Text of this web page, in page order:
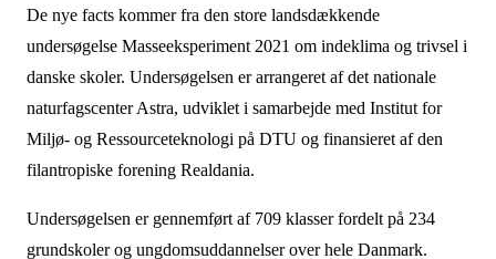
De nye facts kommer fra den store landsdækkende
undersøgelse Masseeksperiment 2021 om indeklima og trivsel i
danske skoler. Undersøgelsen er arrangeret af det nationale
naturfagscenter Astra, udviklet i samarbejde med Institut for
Miljø- og Ressourceteknologi på DTU og finansieret af den
filantropiske forening Realdania.
Undersøgelsen er gennemført af 709 klasser fordelt på 234
grundskoler og ungdomsuddannelser over hele Danmark.